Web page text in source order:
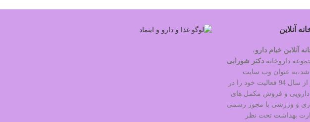
آنلاین
آنلاین خیام دارو،
داروخانه دکتر شورابی
عنوان وب سایت
معتبر از سال 94 فعالیت خود را در
دارویی و فروش مکمل های
و ورزشی با مجوز رسمی
بهداشت تحت نظر